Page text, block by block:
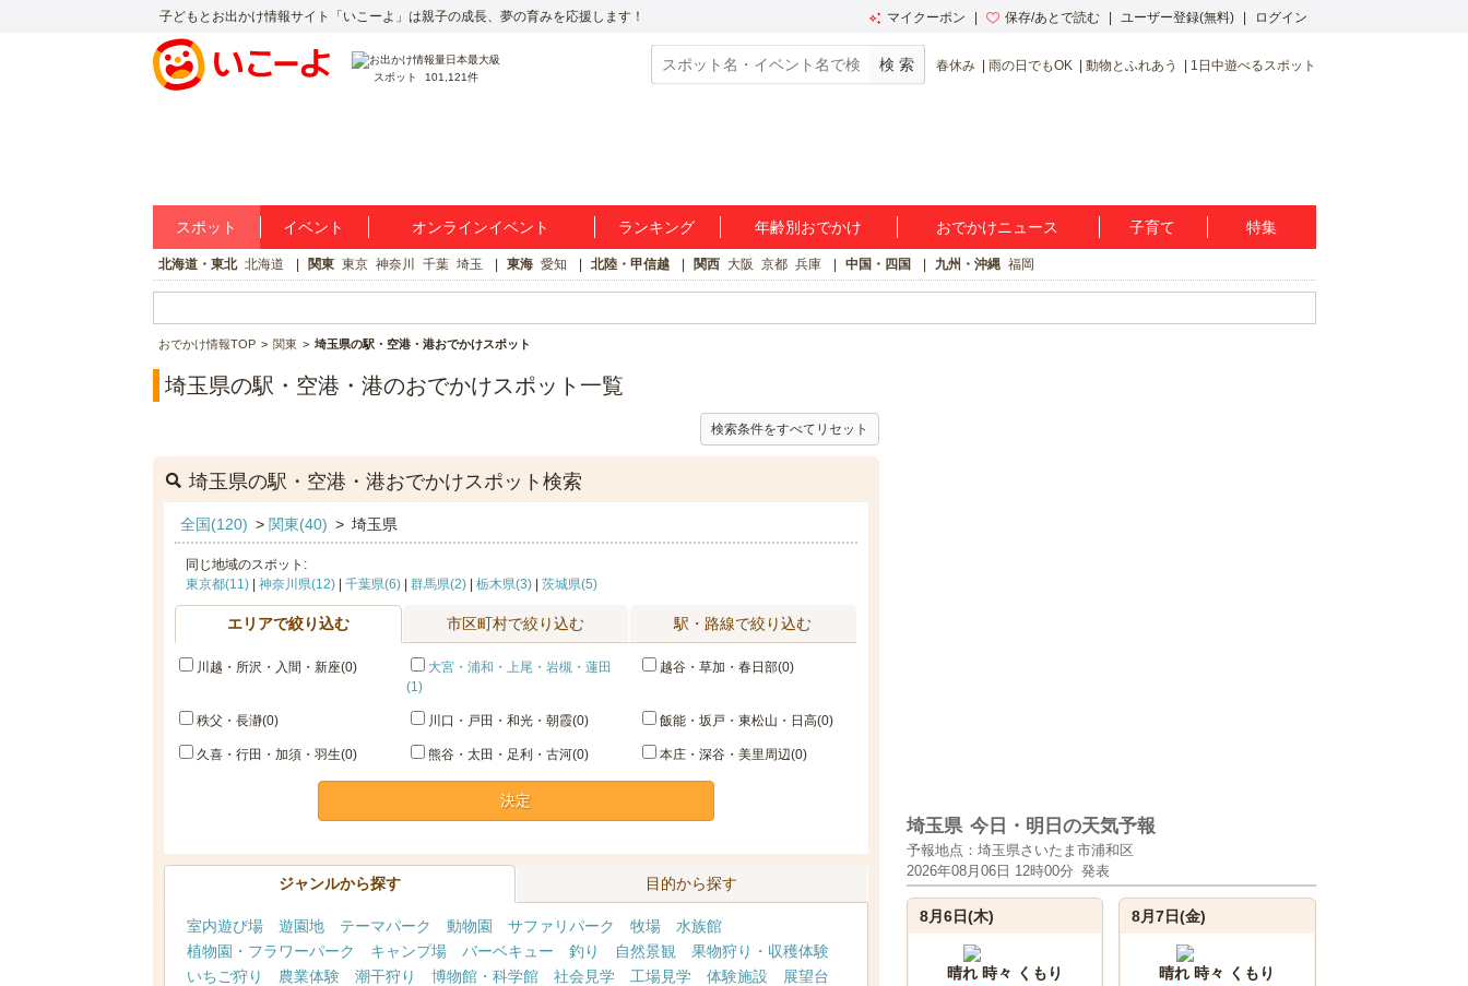
子どもとお出かけ情報サイト「いこーよ」は親子の成長、夢の育みを応援します！ マイクーポン 保存/あとで読む ユーザー登録(無料) ログイン
スポット 101,121件
春休み 雨の日でもOK 動物とふれあう 1日中遊べるスポット
スポット イベント オンラインイベント ランキング 年齢別おでかけ おでかけニュース 子育て 特集
北海道・東北 北海道 関東 東京 神奈川 千葉 埼玉 東海 愛知 北陸・甲信越 関西 大阪 京都 兵庫 中国・四国 九州・沖縄 福岡
おでかけ情報TOP 関東 埼玉県の駅・空港・港おでかけスポット
埼玉県の駅・空港・港のおでかけスポット一覧
検索条件をすべてリセット
埼玉県の駅・空港・港おでかけスポット検索
全国(120) > 関東(40) > 埼玉県
同じ地域のスポット:
東京都(11)| 神奈川県(12)| 千葉県(6)| 群馬県(2)| 栃木県(3)| 茨城県(5)
エリアで絞り込む 市区町村で絞り込む 駅・路線で絞り込む
川越・所沢・入間・新座(0)
大宮・浦和・上尾・岩槻・蓮田
(1)
越谷・草加・春日部(0)
秩父・長瀞(0) 川口・戸田・和光・朝霞(0) 飯能・坂戸・東松山・日高(0)
久喜・行田・加須・羽生(0) 熊谷・太田・足利・古河(0) 本庄・深谷・美里周辺(0)
決定
ジャンルから探す 目的から探す
室内遊び場 遊園地 テーマパーク 動物園 サファリパーク 牧場
水族館
植物園・フラワーパーク
キャンプ場 バーベキュー 釣り 自然景観
果物狩り・収穫体験
いちご狩り
農業体験 潮干狩り 博物館・科学館 社会見学 工場見学 体験施設
展望台
埼玉県 今日・明日の天気予報
予報地点：埼玉県さいたま市浦和区
2026年08月06日 12時00分 発表
8月6日(木)
晴れ 時々 くもり
8月7日(金)
晴れ 時々 くもり